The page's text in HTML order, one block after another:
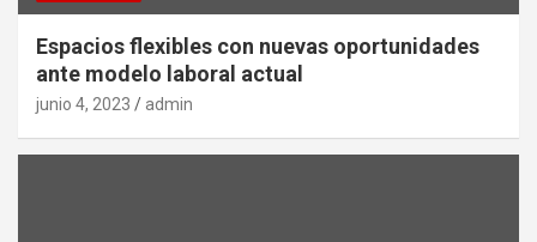
Espacios flexibles con nuevas oportunidades
ante modelo laboral actual
junio 4, 2023 admin